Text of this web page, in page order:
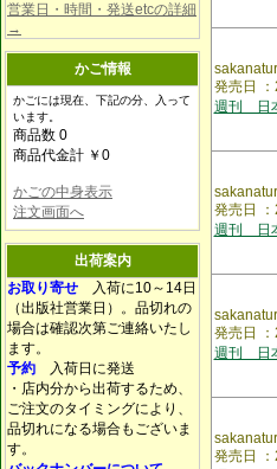
営業日・時間・発送etcの詳細
→
かご情報
かごには現在、下記の分、入って
います。
商品数 0
商品代金計 ￥0
かごの中身表示
注文画面へ
出荷案内
お取り寄せ 入荷に10～14日
（出版社営業日）。品切れの
場合は確認次第ご連絡いたし
ます。
予約 入荷日に発送
・店内分から出荷するため、
ご注文のタイミングにより、
品切れになる場合もございま
す。
発売日
週刊 日
発売日
週刊 日
発売日
週刊 日
発売日